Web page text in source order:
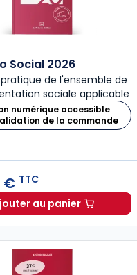
Social 2026
de l'ensemble de
sociale applicable
numérique accessible
de la commande
€ TTC
au panier
Mémento Social